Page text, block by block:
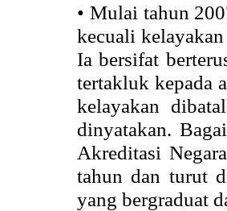
• Mulai tahun
kecuali
Ia bersifat
tertakluk kepada
kelayakan
dinyatakan.
Akreditasi
tahun dan turut
yang bergraduat